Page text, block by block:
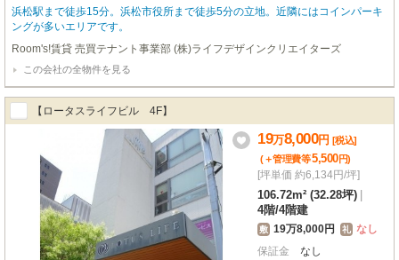
浜松駅まで徒歩15分。浜松市役所まで徒歩5分の立地。近隣にはコインパーキ
ングが多いエリアです。
Room's!賃貸 売買テナント事業部 (株)ライフデザインクリエイターズ
この会社の全物件を見る
【ロータスライフビル 4F】
19万8,000円 [税込]
(＋管理費等5,500円)
[坪単価 約6,134円/坪]
106.72m² (32.28坪)
4階/4階建
敷 19万8,000円 礼 なし
保証金
なし